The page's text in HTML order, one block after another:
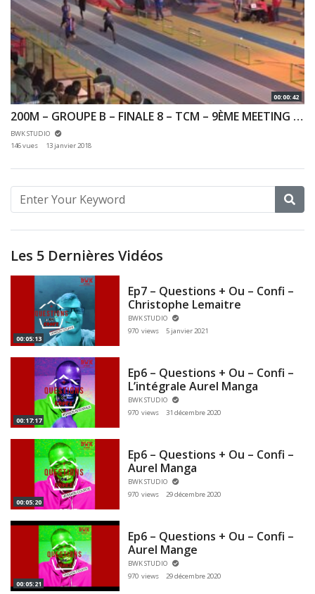
00:00:42
200M – GROUPE B – FINALE 8 – TCM – 9ÈME MEETING DES HAUTS DE SEINE 07/01/2018 – EAUBONNE
BWK STUDIO
146 vues
13 janvier 2018
Les 5 Dernières Vidéos
00:05:13
Ep7 – Questions + Ou – Confi –
Christophe Lemaitre
BWK STUDIO
970 views
5 janvier 2021
00:17:17
Ep6 – Questions + Ou – Confi –
L’intégrale Aurel Manga
BWK STUDIO
970 views
31 décembre 2020
00:05:20
Ep6 – Questions + Ou – Confi –
Aurel Manga
BWK STUDIO
970 views
29 décembre 2020
00:05:21
Ep6 – Questions + Ou – Confi –
Aurel Mange
BWK STUDIO
970 views
29 décembre 2020